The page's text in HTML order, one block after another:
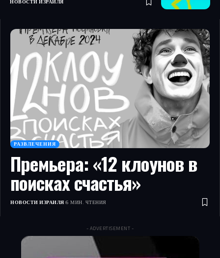
НОВОСТИ ИЗРАИЛЯ
РАЗВЛЕЧЕНИЯ
Премьера: «12 клоунов в
поисках счастья»
НОВОСТИ ИЗРАИЛЯ 6 МИН. ЧТЕНИЯ
- ADVERTISEMENT -